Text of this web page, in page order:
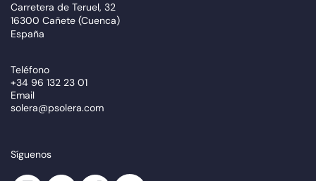
Carretera de Teruel, 32
16300 Cañete (Cuenca)
España
Teléfono
+34 96 132 23 01
Email
solera@psolera.com
Síguenos